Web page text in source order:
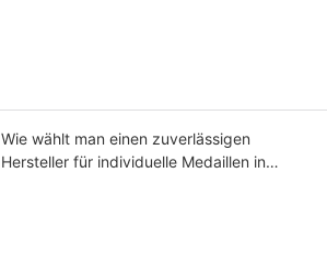
Wie wählt man einen zuverlässigen
Hersteller für individuelle Medaillen in